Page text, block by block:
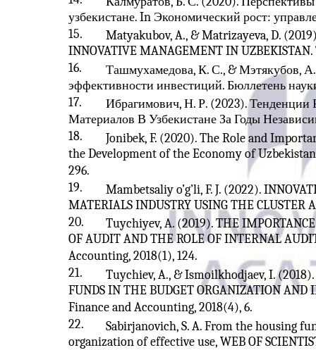
узбекистане. In Экономический рост:
15.
Matyakubov, A., & Matrizayeva, D.
INNOVATIVE MANAGEMENT IN
16.
Ташмухамедова, К. С., & Мэтякубов,
эффективности инвестиций. Бюллетень
17.
Ибрагимович, Н. Р. (2023). Тенденции
Материалов В Узбекистане За Годы
18.
Jonibek, F. (2020). The Role and
the Development of the Economy of
296.
19.
Mambetsaliy o’g’li, F. J. (2022).
MATERIALS INDUSTRY USING THE CLUSTER
20.
Tuychiyev, A. (2019). THE
OF AUDIT AND THE ROLE OF INTERNAL
Accounting, 2018(1), 124.
21.
Tuychiev, A., & Ismoilkhodjaev, I. (2018).
FUNDS IN THE BUDGET ORGANIZATION
Finance and Accounting, 2018(4), 6.
22.
Sabirjanovich, S. A. From the housing
organization of effective use, WEB OF